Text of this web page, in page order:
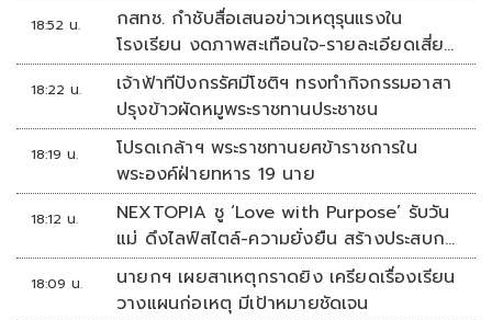
18:52 น.
กสทช. กำชับสื่อเสนอข่าวเหตุรุนแรงใน
โรงเรียน งดภาพสะเทือนใจ-รายละเอียดเสี่ยง
เลียนแบบ
18:22 น.
เจ้าฟ้าทีปังกรรัศมีโชติฯ ทรงทำกิจกรรมอาสา
ปรุงข้าวผัดหมูพระราชทานประชาชน
18:19 น.
โปรดเกล้าฯ พระราชทานยศข้าราชการใน
พระองค์ฝ่ายทหาร 19 นาย
18:12 น.
NEXTOPIA ชู ‘Love with Purpose’ รับวัน
แม่ ดึงไลฟ์สไตล์-ความยั่งยืน สร้างประสบกา
รณ์ช้อปปิงมีความหมาย
18:09 น.
นายกฯ เผยสาเหตุกราดยิง เครียดเรื่องเรียน
วางแผนก่อเหตุ มีเป้าหมายชัดเจน